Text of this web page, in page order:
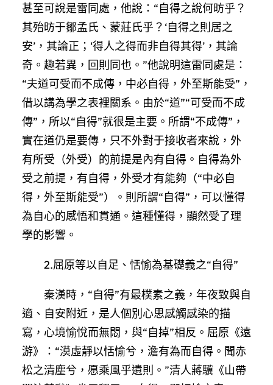
甚至可說是雷同處，他說：“自得之說何昉乎？
其殆昉于鄒孟氏、蒙莊氏乎？‘自得之則居之
安’，其論正；‘得人之得而非自得其得’，其論
奇。趣若異，回則同也。”他說明這雷同處是：
“夫道可受而不成傳，中必自得，外至斯能受”，
借以講為學之表裡關系。由於“道”“可受而不成
傳”，所以“自得”就很是主要。所謂“不成傳”，
實在道仍是要傳，只不外對于接收者來說，外
有所受（外受）的前提是內有自得。自得為外
受之前提，有自得，外受才有能夠（“中必自
得，外至斯能受”）。則所謂“自得”，可以懂得
為自心的感悟和貫通。這種懂得，顯然受了理
學的影響。
2.屈原等以自足、恬愉為基礎義之“自得”
秦漢時，“自得”有最樸素之義，年夜致與自
適、自安附近，是人個別心思感觸感染的描
寫，心境愉悅而無悶，與“自掉”相反。屈原《遠
游》：“漠虛靜以恬愉兮，澹有為而自得。聞赤
松之清塵兮，愿乘風乎遺則。”清人蔣驥《山帶